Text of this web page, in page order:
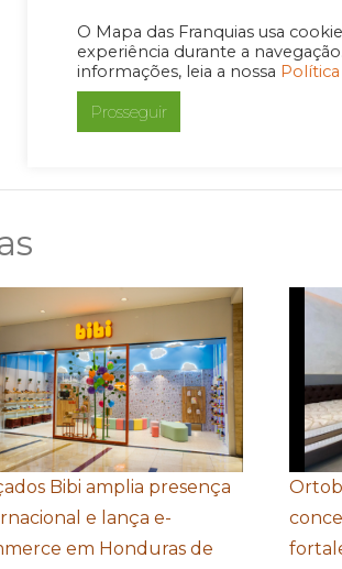
O Mapa das Franquias usa
experiência durante a
informações, leia a nossa
Prosseguir
Bibi amplia presença
e lança e-
em Honduras de